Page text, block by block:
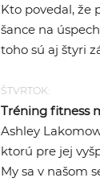
Kto povedal, že
šance na
toho sú aj štyri
ŠTVRTOK:
Tréning fitness
Ashley
ktorú pre jej
My sa v našom